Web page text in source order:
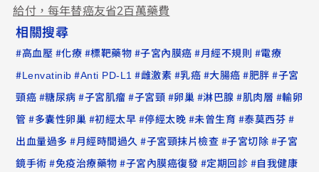
給付，每年替癌友省2百萬藥費
相關搜尋
#高血壓 #化療 #標靶藥物 #子宮內膜癌 #月經不規則 #電療
#Lenvatinib #Anti PD-L1 #雌激素 #乳癌 #大腸癌 #肥胖 #子宮
頸癌 #糖尿病 #子宮肌瘤 #子宮頸 #卵巢 #淋巴腺 #肌肉層 #輸卵
管 #多囊性卵巢 #初經太早 #停經太晚 #未曾生育 #泰莫西芬 #
出血量過多 #月經時間過久 #子宮頸抹片檢查 #子宮切除 #子宮
鏡手術 #免疫治療藥物 #子宮內膜癌復發 #定期回診 #自我健康